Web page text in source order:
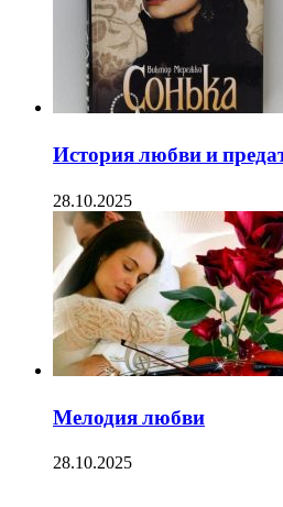
История любви и
28.10.2025
Мелодия любви
28.10.2025